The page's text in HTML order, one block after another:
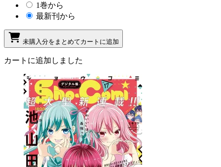
1巻から
最新刊から
未購入分をまとめてカートに追加
カートに追加しました